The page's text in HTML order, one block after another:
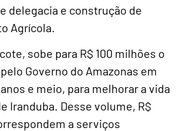
delegacia e construção de
Agrícola.
sobe para R$ 100 milhões o
Governo do Amazonas em
e meio, para melhorar a vida
Iranduba. Desse volume, R$
a serviços